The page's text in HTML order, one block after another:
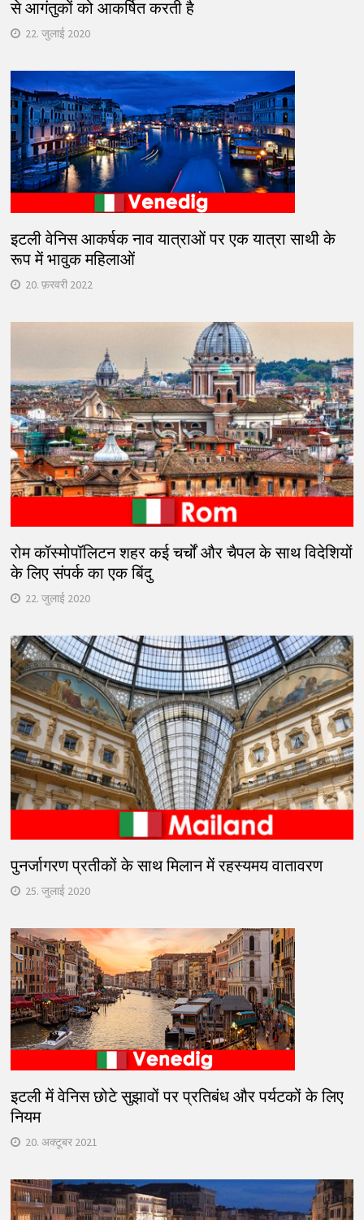
से आगंतुकों को आकर्षित करती है
22. जुलाई 2020
इटली वेनिस आकर्षक नाव यात्राओं पर एक यात्रा साथी के
रूप में भावुक महिलाओं
20. फ़रवरी 2022
रोम कॉस्मोपॉलिटन शहर कई चर्चों और चैपल के साथ विदेशियों
के लिए संपर्क का एक बिंदु
22. जुलाई 2020
पुनर्जागरण प्रतीकों के साथ मिलान में रहस्यमय वातावरण
25. जुलाई 2020
इटली में वेनिस छोटे सुझावों पर प्रतिबंध और पर्यटकों के लिए
नियम
20. अक्टूबर 2021